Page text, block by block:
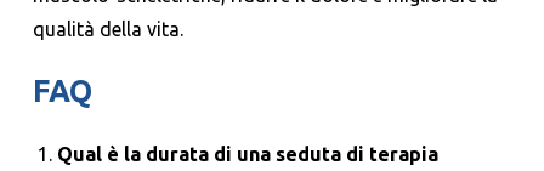
qualità della vita.
FAQ
Qual è la durata di una seduta di terapia